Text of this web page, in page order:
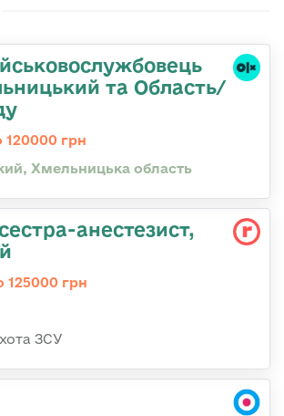
та Область/
120000 грн
Хмельницька область
анестезист,
125000 грн
ЗСУ